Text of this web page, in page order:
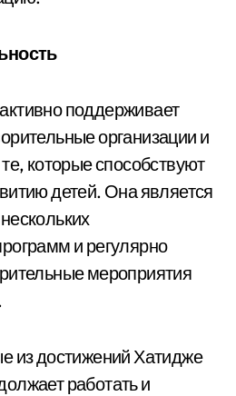
поддерживает
организации и
которые способствуют
детей. Она является
и регулярно
мероприятия
из достижений Хатидже
работать и